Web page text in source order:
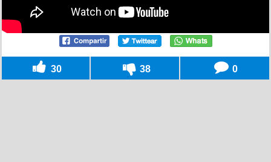
30 38 0